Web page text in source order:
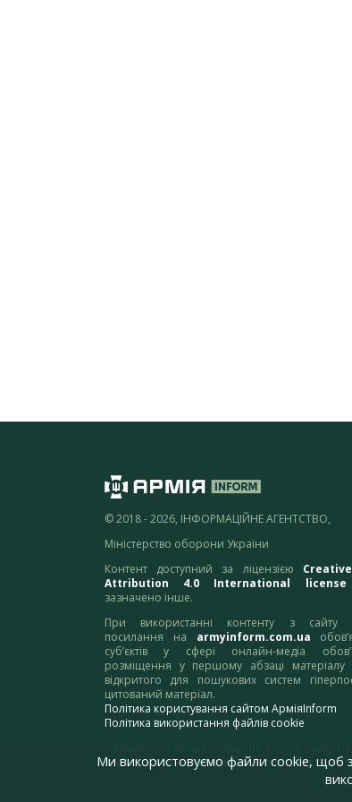
© 2018 - 2026, ІНФОРМАЦІЙНЕ АГЕНТСТВО,
Міністерство оборони України
Контент доступний за ліцензією
Attribution 4.0 International license
зазначено інше.
При використанні контенту з сайту
посилання на armyinform.com.ua
суб’єктів у сфері онлайн-медіа
розміщення у першому абзаці матеріалу
відкритого для пошукових систем
цитований матеріал.
Політика користування сайтом АрміяInform
Політика використання файлів cookie
адресу:webmaster@armyinform.com.ua
Ми використовуємо файли cookie, щоб